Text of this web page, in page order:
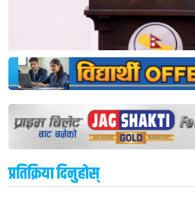
प्रतिक्रिया दिनुहोस्